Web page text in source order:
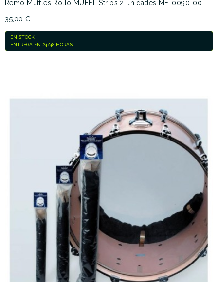
Remo Muffles Rollo MUFFL Strips 2 unidades MF-0090-00
35,00 €
EN STOCK
ENTREGA EN 24/48 HORAS